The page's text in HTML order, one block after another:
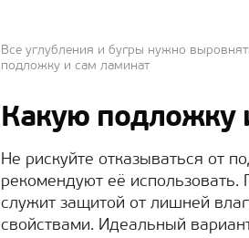
Все углубления и бугры нужно
подложку и сам ламинат
Какую подложку
Не рискуйте отказываться от
рекомендуют её использовать.
служит защитой от лишней
свойствами. Идеальный